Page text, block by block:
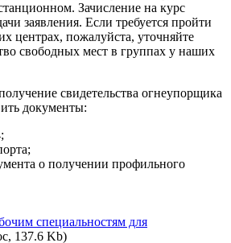
Зачисление на курс
заявления. Если требуется пройти
центрах, пожалуйста, уточняйте
свободных мест в группах у наших
свидетельства огнеупорщика
документы:
о получении профильного
специальностям для
137.6 Kb)